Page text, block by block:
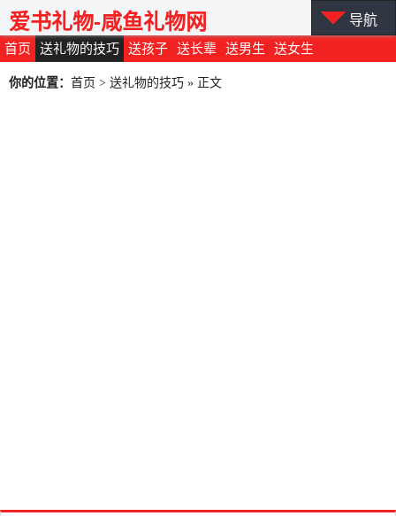
首页 送礼物的技巧 送孩子 送长辈 送男生 送女生
爱书礼物-咸鱼礼物网 导航
你的位置： 首页 > 送礼物的技巧 » 正文